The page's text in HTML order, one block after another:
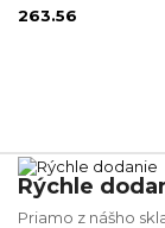
263.56
Rýchle
Priamo z nášho